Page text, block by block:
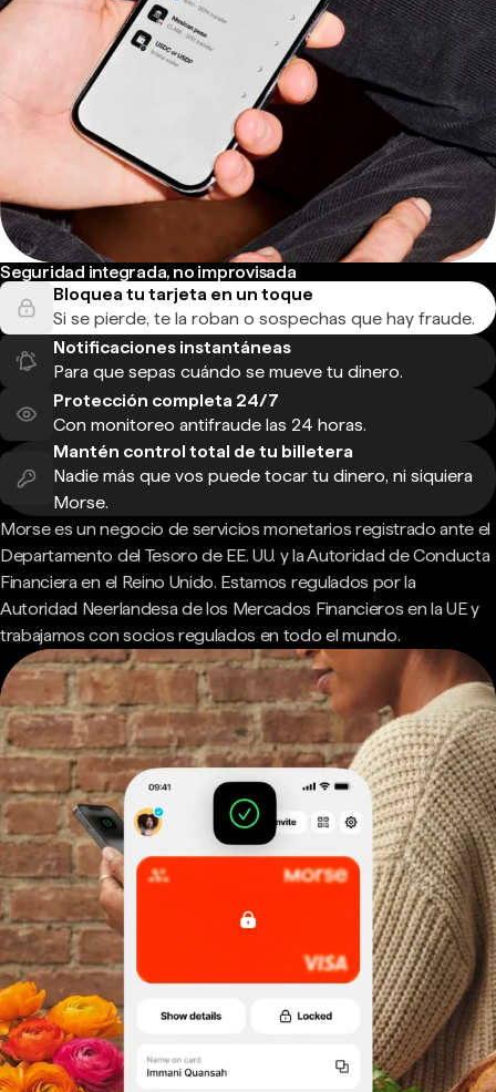
Seguridad integrada, no improvisada
Bloquea tu tarjeta en un toque
Si se pierde, te la roban o sospechas que hay fraude.
Notificaciones instantáneas
Para que sepas cuándo se mueve tu dinero.
Protección completa 24/7
Con monitoreo antifraude las 24 horas.
Mantén control total de tu billetera
Nadie más que vos puede tocar tu dinero, ni siquiera
Morse.
Morse es un negocio de servicios monetarios registrado ante el
Departamento del Tesoro de EE. UU. y la Autoridad de Conducta
Financiera en el Reino Unido. Estamos regulados por la
Autoridad Neerlandesa de los Mercados Financieros en la UE y
trabajamos con socios regulados en todo el mundo.